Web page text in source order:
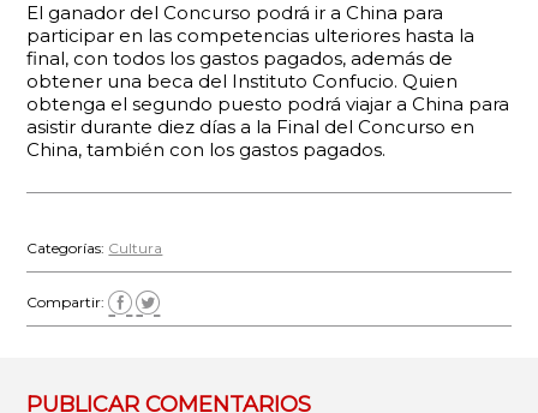
El ganador del Concurso podrá ir a China para
participar en las competencias ulteriores hasta la
final, con todos los gastos pagados, además de
obtener una beca del Instituto Confucio. Quien
obtenga el segundo puesto podrá viajar a China para
asistir durante diez días a la Final del Concurso en
China, también con los gastos pagados.
Categorías: Cultura
Compartir:
PUBLICAR COMENTARIOS